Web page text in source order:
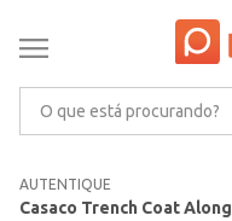
AUTENTIQUE
Casaco Trench Coat